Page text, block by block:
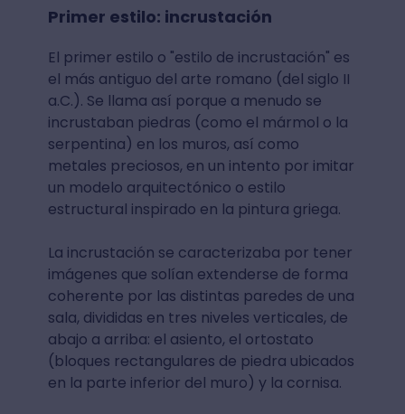
Primer estilo: incrustación
El primer estilo o "estilo de incrustación" es
el más antiguo del arte romano (del siglo II
a.C.). Se llama así porque a menudo se
incrustaban piedras (como el mármol o la
serpentina) en los muros, así como
metales preciosos, en un intento por imitar
un modelo arquitectónico o estilo
estructural inspirado en la pintura griega.
La incrustación se caracterizaba por tener
imágenes que solían extenderse de forma
coherente por las distintas paredes de una
sala, divididas en tres niveles verticales, de
abajo a arriba: el asiento, el ortostato
(bloques rectangulares de piedra ubicados
en la parte inferior del muro) y la cornisa.